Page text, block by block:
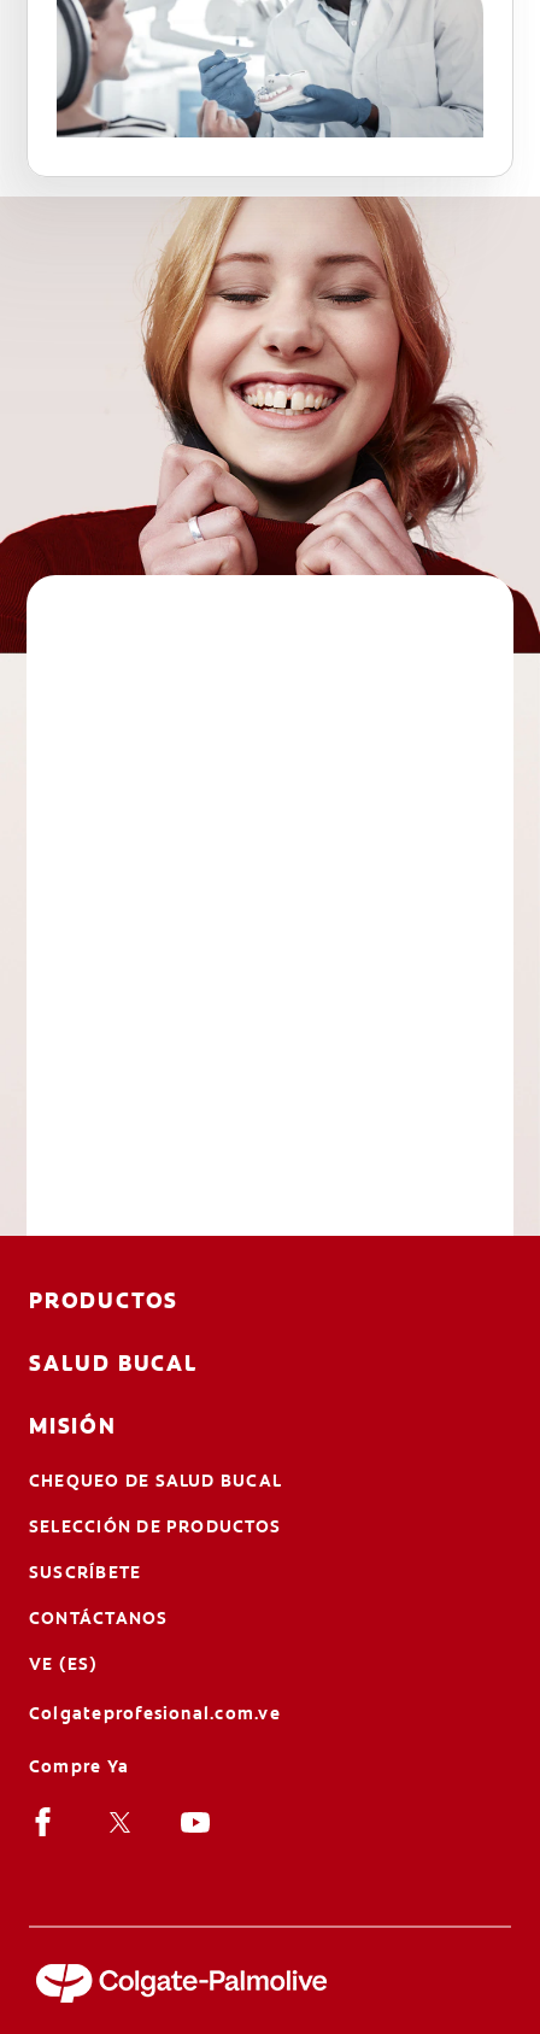
PRODUCTOS
SALUD BUCAL
MISIÓN
CHEQUEO DE SALUD BUCAL
SELECCIÓN DE PRODUCTOS
SUSCRÍBETE
CONTÁCTANOS
VE (ES)
Colgateprofesional.com.ve
Compre Ya